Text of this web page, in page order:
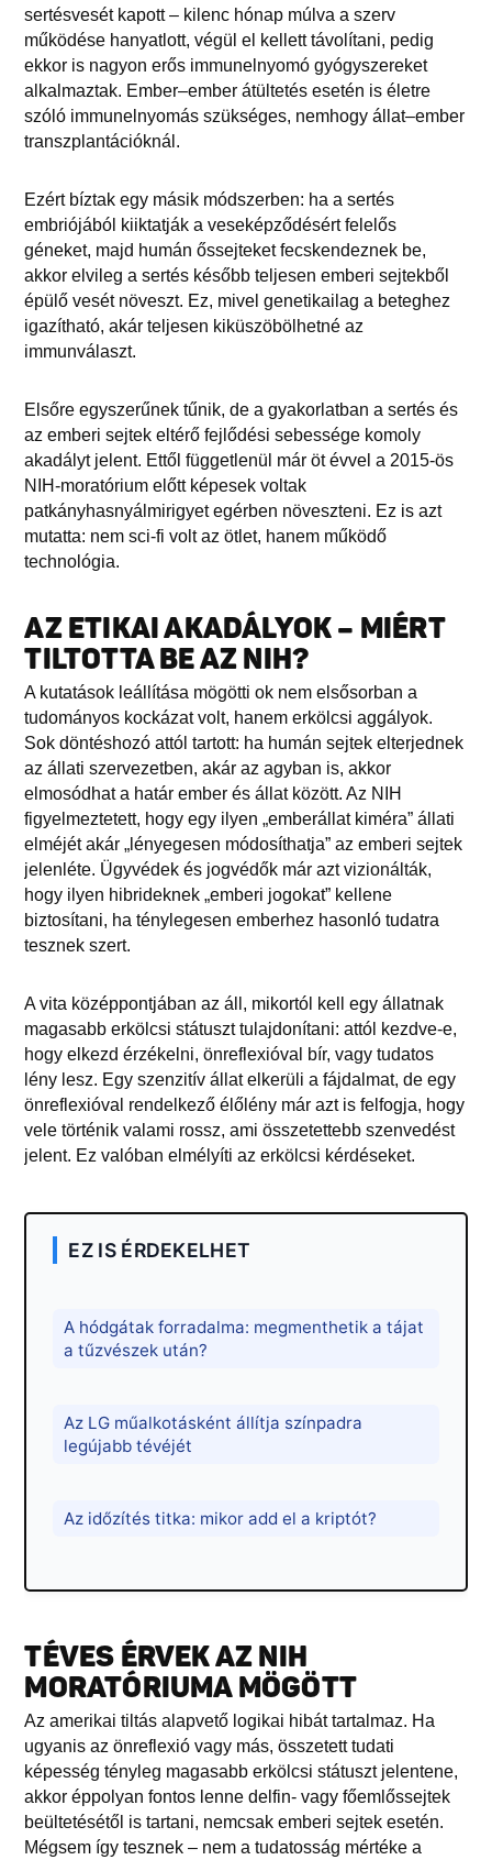
sertésvesét kapott – kilenc hónap múlva a szerv
működése hanyatlott, végül el kellett távolítani, pedig
ekkor is nagyon erős immunelnyomó gyógyszereket
alkalmaztak. Ember–ember átültetés esetén is életre
szóló immunelnyomás szükséges, nemhogy állat–ember
transzplantációknál.
Ezért bíztak egy másik módszerben: ha a sertés
embriójából kiiktatják a veseképződésért felelős
géneket, majd humán őssejteket fecskendeznek be,
akkor elvileg a sertés később teljesen emberi sejtekből
épülő vesét növeszt. Ez, mivel genetikailag a beteghez
igazítható, akár teljesen kiküszöbölhetné az
immunválaszt.
Elsőre egyszerűnek tűnik, de a gyakorlatban a sertés és
az emberi sejtek eltérő fejlődési sebessége komoly
akadályt jelent. Ettől függetlenül már öt évvel a 2015-ös
NIH-moratórium előtt képesek voltak
patkányhasnyálmirigyet egérben növeszteni. Ez is azt
mutatta: nem sci-fi volt az ötlet, hanem működő
technológia.
AZ ETIKAI AKADÁLYOK – MIÉRT
TILTOTTA BE AZ NIH?
A kutatások leállítása mögötti ok nem elsősorban a
tudományos kockázat volt, hanem erkölcsi aggályok.
Sok döntéshozó attól tartott: ha humán sejtek elterjednek
az állati szervezetben, akár az agyban is, akkor
elmosódhat a határ ember és állat között. Az NIH
figyelmeztetett, hogy egy ilyen „emberállat kiméra” állati
elméjét akár „lényegesen módosíthatja” az emberi sejtek
jelenléte. Ügyvédek és jogvédők már azt vizionálták,
hogy ilyen hibrideknek „emberi jogokat” kellene
biztosítani, ha ténylegesen emberhez hasonló tudatra
tesznek szert.
A vita középpontjában az áll, mikortól kell egy állatnak
magasabb erkölcsi státuszt tulajdonítani: attól kezdve-e,
hogy elkezd érzékelni, önreflexióval bír, vagy tudatos
lény lesz. Egy szenzitív állat elkerüli a fájdalmat, de egy
önreflexióval rendelkező élőlény már azt is felfogja, hogy
vele történik valami rossz, ami összetettebb szenvedést
jelent. Ez valóban elmélyíti az erkölcsi kérdéseket.
EZ IS ÉRDEKELHET
A hódgátak forradalma: megmenthetik a tájat
a tűzvészek után?
Az LG műalkotásként állítja színpadra
legújabb tévéjét
Az időzítés titka: mikor add el a kriptót?
TÉVES ÉRVEK AZ NIH
MORATÓRIUMA MÖGÖTT
Az amerikai tiltás alapvető logikai hibát tartalmaz. Ha
ugyanis az önreflexió vagy más, összetett tudati
képesség tényleg magasabb erkölcsi státuszt jelentene,
akkor éppolyan fontos lenne delfin- vagy főemlőssejtek
beültetésétől is tartani, nemcsak emberi sejtek esetén.
Mégsem így tesznek – nem a tudatosság mértéke a